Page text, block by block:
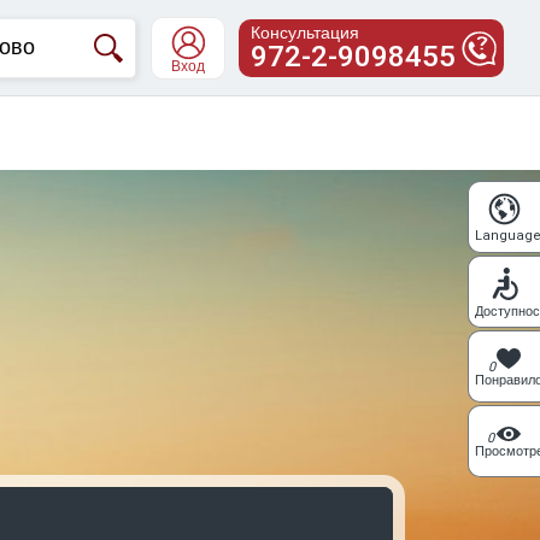
Вход 972-2-9098455
Консультация
Language
0
0